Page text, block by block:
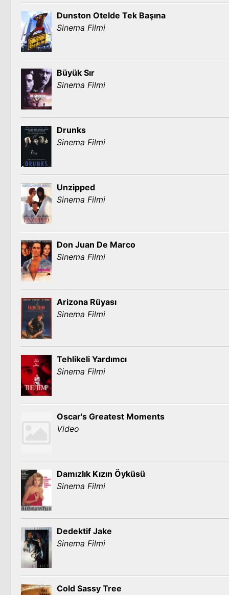
Dunston Otelde Tek Başına
Sinema Filmi
Büyük Sır
Sinema Filmi
Drunks
Sinema Filmi
Unzipped
Sinema Filmi
Don Juan De Marco
Sinema Filmi
Arizona Rüyası
Sinema Filmi
Tehlikeli Yardımcı
Sinema Filmi
Oscar's Greatest Moments
Video
Damızlık Kızın Öyküsü
Sinema Filmi
Dedektif Jake
Sinema Filmi
Cold Sassy Tree